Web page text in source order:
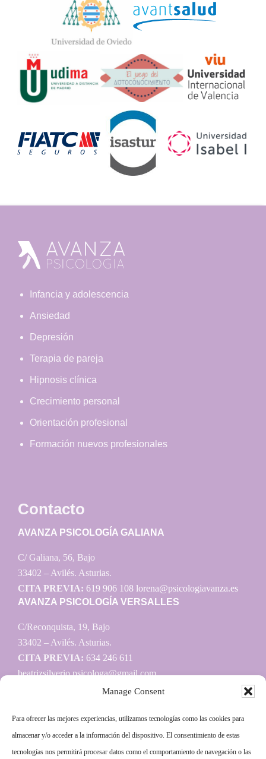
Manage Consent
Para ofrecer las mejores experiencias, utilizamos tecnologías como las cookies para
almacenar y/o acceder a la información del dispositivo. El consentimiento de estas
tecnologías nos permitirá procesar datos como el comportamiento de navegación o las
Widget
Logos
Footer
Infancia y adolescencia
Ansiedad
Depresión
Terapia de pareja
Hipnosis clínica
Crecimiento personal
Orientación profesional
Formación nuevos profesionales
Contacto
AVANZA PSICOLOGÍA GALIANA
C/ Galiana, 56, Bajo
33402 – Avilés. Asturias.
CITA PREVIA: 619 906 108 lorena@psicologiavanza.es
AVANZA PSICOLOGÍA VERSALLES
C/Reconquista, 19, Bajo
33402 – Avilés. Asturias.
CITA PREVIA: 634 246 611
beatrizsilverio.psicologa@gmail.com
Información